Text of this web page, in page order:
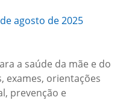
agosto de 2025
a saúde da mãe e do
exames, orientações
prevenção e